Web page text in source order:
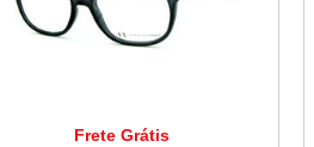
Frete Grátis